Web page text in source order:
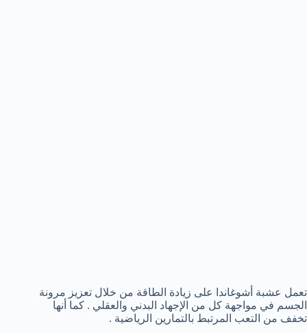
تعمل عشبة أشوغاندا على زيادة الطاقة من خلال تعزيز مرونة
الجسم في مواجهة كل من الإجهاد البدني والعقلي . كما أنها
تخفف من التعب المرتبط بالتمارين الرياضية .